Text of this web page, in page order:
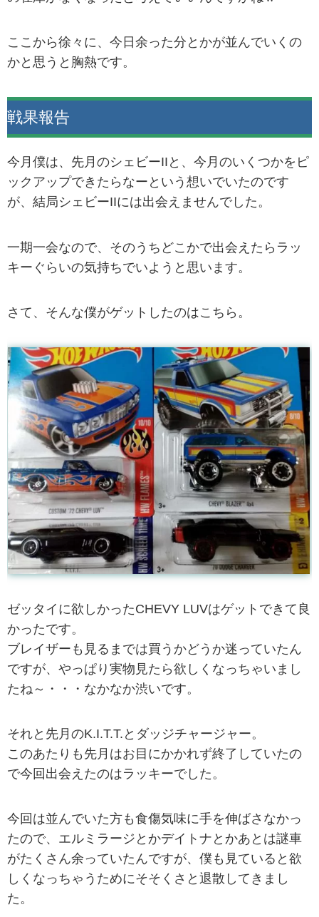
ここから徐々に、今日余った分とかが並んでいくの
かと思うと胸熱です。
戦果報告
今月僕は、先月のシェビーIIと、今月のいくつかをピ
ックアップできたらなーという想いでいたのです
が、結局シェビーIIには出会えませんでした。
一期一会なので、そのうちどこかで出会えたらラッ
キーぐらいの気持ちでいようと思います。
さて、そんな僕がゲットしたのはこちら。
ゼッタイに欲しかったCHEVY LUVはゲットできて良
かったです。
ブレイザーも見るまでは買うかどうか迷っていたん
ですが、やっぱり実物見たら欲しくなっちゃいまし
たね～・・・なかなか渋いです。
それと先月のK.I.T.T.とダッジチャージャー。
このあたりも先月はお目にかかれず終了していたの
で今回出会えたのはラッキーでした。
今回は並んでいた方も食傷気味に手を伸ばさなかっ
たので、エルミラージとかデイトナとかあとは謎車
がたくさん余っていたんですが、僕も見ていると欲
しくなっちゃうためにそそくさと退散してきまし
た。